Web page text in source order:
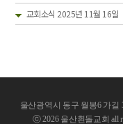
교회소식 2025년 11월 16일
울산광역시 동구 월봉6 가길
ⓒ 2026 울산흰돌교회 all